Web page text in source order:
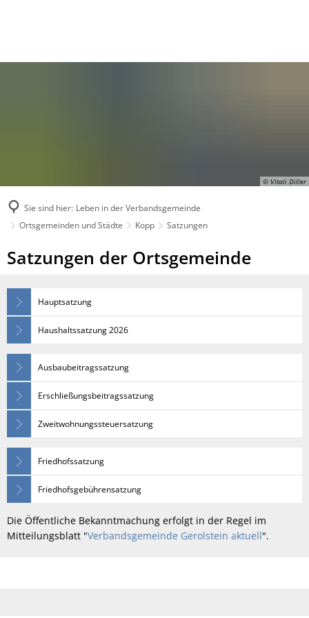
© Vitali Diller
Sie sind hier: Leben in der Verbandsgemeinde
Ortsgemeinden und Städte
Kopp Satzungen
Satzungen
Satzungen der Ortsgemeinde
Hauptsatzung
Haushaltssatzung 2026
Ausbaubeitragssatzung
Erschließungsbeitragssatzung
Zweitwohnungssteuersatzung
Friedhofssatzung
Friedhofsgebührensatzung
Die Öffentliche Bekanntmachung erfolgt in der Regel im
Mitteilungsblatt "Verbandsgemeinde Gerolstein aktuell".